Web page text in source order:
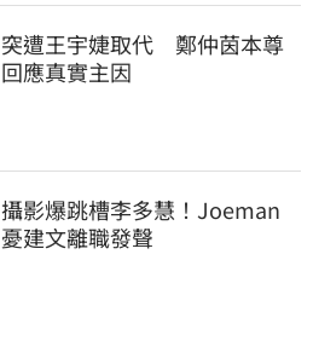
突遭王宇婕取代　鄭仲茵本尊
回應真實主因
攝影爆跳槽李多慧！Joeman
憂建文離職發聲